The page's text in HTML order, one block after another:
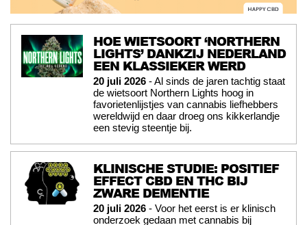
HOE WIETSOORT ‘NORTHERN
LIGHTS’ DANKZIJ NEDERLAND
EEN KLASSIEKER WERD
20 juli 2026 - Al sinds de jaren tachtig staat
de wietsoort Northern Lights hoog in
favorietenlijstjes van cannabis liefhebbers
wereldwijd en daar droeg ons kikkerlandje
een stevig steentje bij.
KLINISCHE STUDIE: POSITIEF
EFFECT CBD EN THC BIJ
ZWARE DEMENTIE
20 juli 2026 - Voor het eerst is er klinisch
onderzoek gedaan met cannabis bij